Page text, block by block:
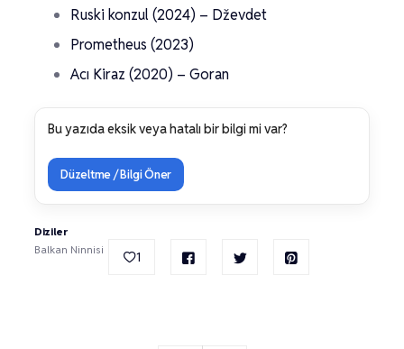
Ruski konzul (2024) – Dževdet
Prometheus (2023)
Acı Kiraz (2020) – Goran
Bu yazıda eksik veya hatalı bir bilgi mi var?
Düzeltme / Bilgi Öner
Diziler
Balkan Ninnisi
1